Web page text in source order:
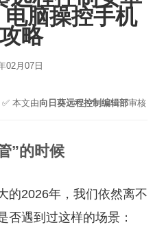
脑操控手机
略
02月07日
本文由向日葵远程控制编辑部审核
”的时候
的2026年，我们依然离不
否遇到过这样的场景：